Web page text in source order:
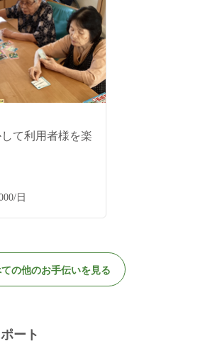
て利用者様を楽
日
の他のお手伝いを見る
ート